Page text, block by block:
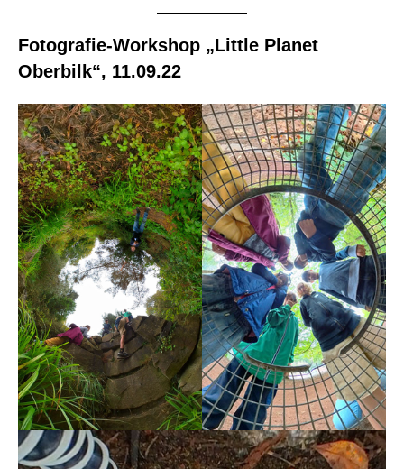
Fotografie-Workshop „Little Planet
Oberbilk“, 11.09.22